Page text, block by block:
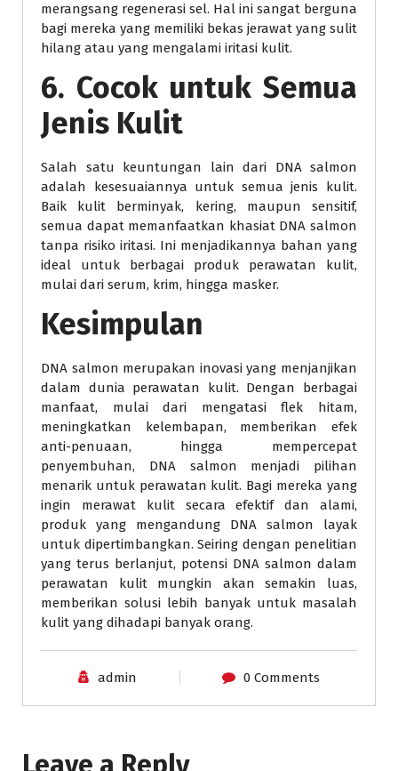
merangsang regenerasi sel. Hal ini sangat berguna
bagi mereka yang memiliki bekas jerawat yang sulit
hilang atau yang mengalami iritasi kulit.
6. Cocok untuk Semua
Jenis Kulit
Salah satu keuntungan lain dari DNA salmon
adalah kesesuaiannya untuk semua jenis kulit.
Baik kulit berminyak, kering, maupun sensitif,
semua dapat memanfaatkan khasiat DNA salmon
tanpa risiko iritasi. Ini menjadikannya bahan yang
ideal untuk berbagai produk perawatan kulit,
mulai dari serum, krim, hingga masker.
Kesimpulan
DNA salmon merupakan inovasi yang menjanjikan
dalam dunia perawatan kulit. Dengan berbagai
manfaat, mulai dari mengatasi flek hitam,
meningkatkan kelembapan, memberikan efek
anti-penuaan, hingga mempercepat
penyembuhan, DNA salmon menjadi pilihan
menarik untuk perawatan kulit. Bagi mereka yang
ingin merawat kulit secara efektif dan alami,
produk yang mengandung DNA salmon layak
untuk dipertimbangkan. Seiring dengan penelitian
yang terus berlanjut, potensi DNA salmon dalam
perawatan kulit mungkin akan semakin luas,
memberikan solusi lebih banyak untuk masalah
kulit yang dihadapi banyak orang.
admin 0 Comments